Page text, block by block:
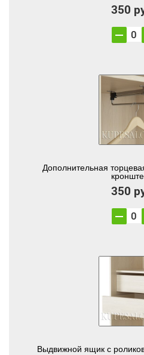
350
Дополнительная
350
Выдвижной ящик с